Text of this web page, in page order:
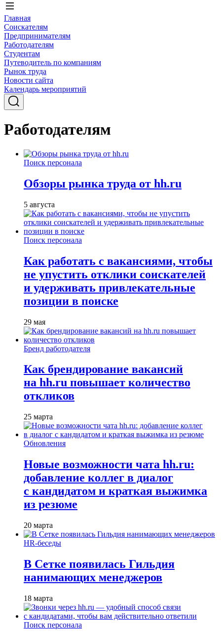
Главная
Соискателям
Предпринимателям
Работодателям
Студентам
Путеводитель по компаниям
Рынок труда
Новости сайта
Календарь мероприятий
Работодателям
Поиск персонала
Обзоры рынка труда от hh.ru
5 августа
Поиск персонала
Как работать с вакансиями, чтобы
не упустить отклики соискателей
и удерживать привлекательные
позиции в поиске
29 мая
Бренд работодателя
Как брендирование вакансий
на hh.ru повышает количество
откликов
25 марта
Обновления
Новые возможности чата hh.ru:
добавление коллег в диалог
с кандидатом и краткая выжимка
из резюме
20 марта
HR-беседы
В Сетке появилась Гильдия
нанимающих менеджеров
18 марта
Поиск персонала